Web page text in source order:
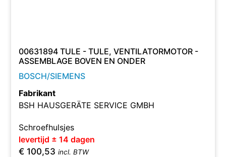
00631894 TULE - TULE, VENTILATORMOTOR -
ASSEMBLAGE BOVEN EN ONDER
BOSCH/SIEMENS
Fabrikant
BSH HAUSGERÄTE SERVICE GMBH
Schroefhulsjes
levertijd ± 14 dagen
€ 100,53 incl. BTW